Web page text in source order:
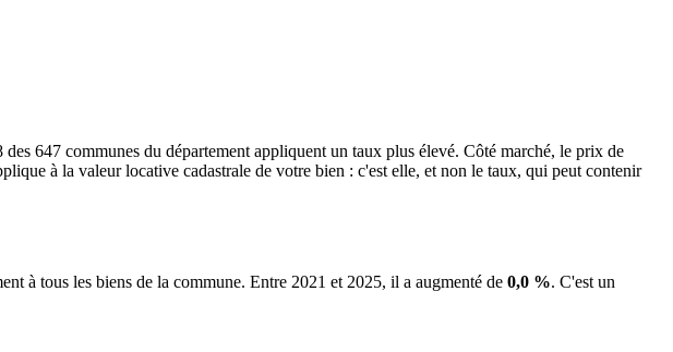
647 communes du département appliquent un taux plus élevé. Côté marché, le prix de
à la valeur locative cadastrale de votre bien : c'est elle, et non le taux, qui peut contenir
à tous les biens de la commune. Entre 2021 et 2025, il a augmenté de 0,0 %. C'est un